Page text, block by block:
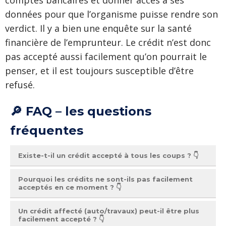
données pour que l’organisme puisse rendre son
verdict. Il y a bien une enquête sur la santé
financière de l’emprunteur. Le crédit n’est donc
pas accepté aussi facilement qu’on pourrait le
penser, et il est toujours susceptible d’être
refusé.
🔎 FAQ – les questions
fréquentes
Existe-t-il un crédit accepté à tous les coups ? 👇
Non, certains crédits sont plus facilement
accordés que d’autres, mais on ne peut jamais
Inutile de passer des heures à chercher un
Pourquoi les crédits ne sont-ils pas facilement
acceptés en ce moment ? 👇
L’inflation a un impact sur le marché du crédit.
La hausse destaux directeurs
Un crédit affecté (auto/travaux) peut-il être plus
facilement accepté ? 👇